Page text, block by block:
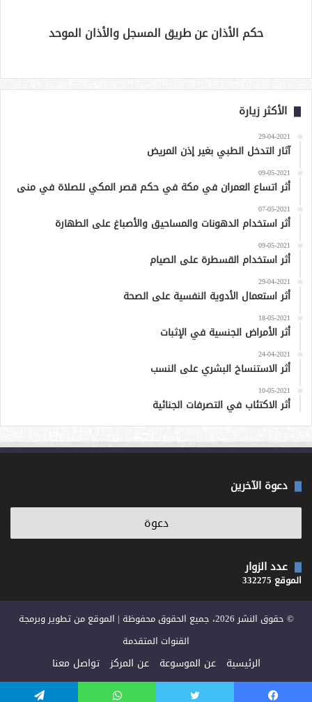
حكم الأذان عن طريق المسجل والأذان الموحد
الأكثر زيارة
29-04-2021
آثار التدخل الطبي بغير إذن المريض
09-05-2021
أثر اتساع العمران في مكة في حكم قصر المكي للصلاة في منى
07-05-2021
أثر استخدام الدهونات والمساحيق والأصباغ على الطهارة
09-05-2021
أثر استخدام القسطرة على الصيام
29-04-2021
أثر استعمال الأدوية النفسية على الصحة
18-05-2021
أثر الأمراض الجنسية في الإثبات
24-04-2021
أثر الاستنساخ البشري على النسب
10-05-2021
أثر الاكتئاب في التصرفات الجنائية
دعوة الآخرين
عدد الزوار
الموقع 332275
© حقوق النشر 2026، جميع الحقوق محفوظة | الموقع من تطوير وبرمجة
القنوات المتقدمة
الرئيسية عن الموسوعة عن المركز تواصل معنا